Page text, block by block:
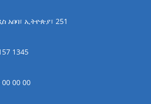
አበባ፣ ኢትዮጵያ፣ 251
1345
00 00 00